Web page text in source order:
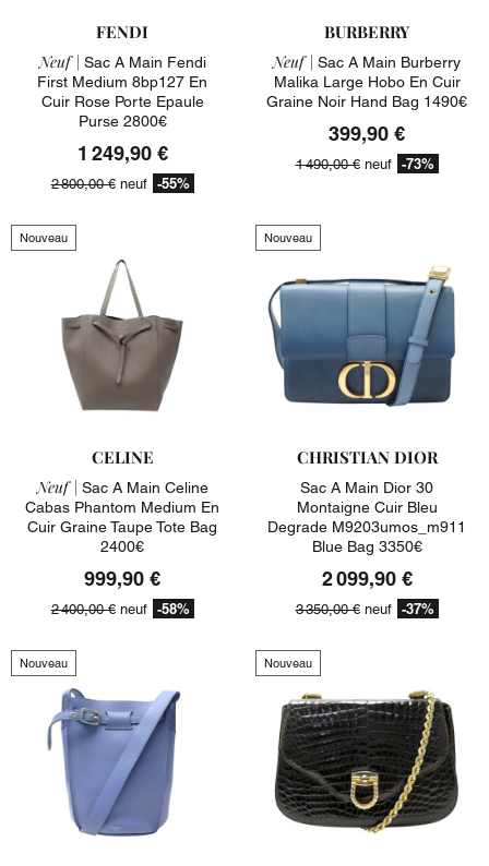
FENDI
Neuf | Sac A Main Fendi
First Medium 8bp127 En
Cuir Rose Porte Epaule
Purse 2800€
1 249,90 €
2 800,00 €neuf -55%
BURBERRY
Neuf | Sac A Main Burberry
Malika Large Hobo En Cuir
Graine Noir Hand Bag 1490€
399,90 €
1 490,00 €neuf -73%
Nouveau
CELINE
Neuf | Sac A Main Celine
Cabas Phantom Medium En
Cuir Graine Taupe Tote Bag
2400€
999,90 €
2 400,00 €neuf -58%
Nouveau
CHRISTIAN DIOR
Sac A Main Dior 30
Montaigne Cuir Bleu
Degrade M9203umos_m911
Blue Bag 3350€
2 099,90 €
3 350,00 €neuf -37%
Nouveau Nouveau